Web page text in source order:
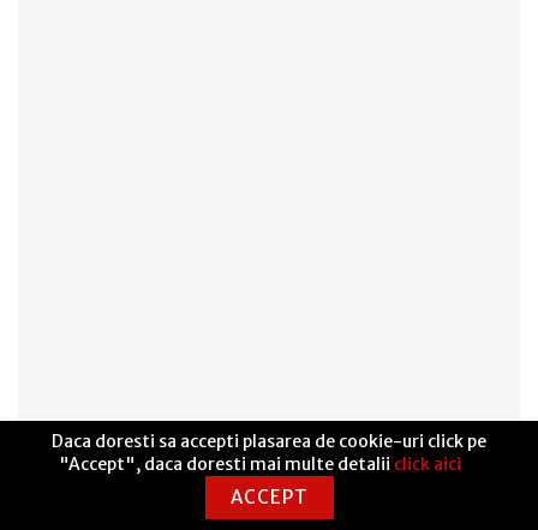
Daca doresti sa accepti plasarea de cookie-uri click pe
"Accept", daca doresti mai multe detalii click aici
ACCEPT